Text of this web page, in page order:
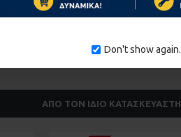
Don't show again.
ΑΠΌ ΤΟΝ ΊΔΙΟ ΚΑΤΑΣΚΕΥΑΣΤΉ